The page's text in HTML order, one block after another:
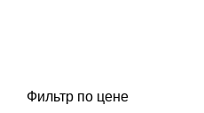
Фильтр по цене